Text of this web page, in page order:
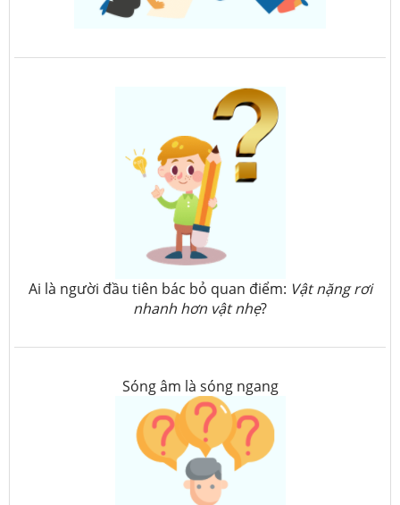
Ai là người đầu tiên bác bỏ quan điểm: Vật nặng rơi
nhanh hơn vật nhẹ?
Sóng âm là sóng ngang